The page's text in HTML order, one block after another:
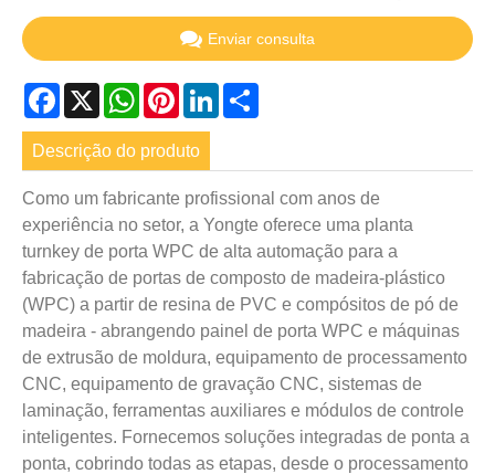
Enviar consulta
Facebook
X WhatsApp
PinterestLinkedIn
Descrição do produto
Como um fabricante profissional com anos de
experiência no setor, a Yongte oferece uma planta
turnkey de porta WPC de alta automação para a
fabricação de portas de composto de madeira-plástico
(WPC) a partir de resina de PVC e compósitos de pó de
madeira - abrangendo painel de porta WPC e máquinas
de extrusão de moldura, equipamento de processamento
CNC, equipamento de gravação CNC, sistemas de
laminação, ferramentas auxiliares e módulos de controle
inteligentes. Fornecemos soluções integradas de ponta a
ponta, cobrindo todas as etapas, desde o processamento